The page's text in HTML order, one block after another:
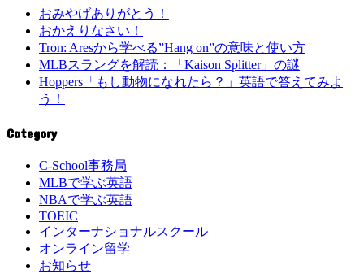
おみやげありがとう！
おかえりなさい！
Tron: Aresから学べる”Hang on”の意味と使い方
MLBスラングを解読：「Kaison Splitter」の謎
Hoppers「もし動物になれたら？」英語で答えてみよ
う！
Category
C-School事務局
MLBで学ぶ英語
NBAで学ぶ英語
TOEIC
インターナショナルスクール
オンライン留学
お知らせ